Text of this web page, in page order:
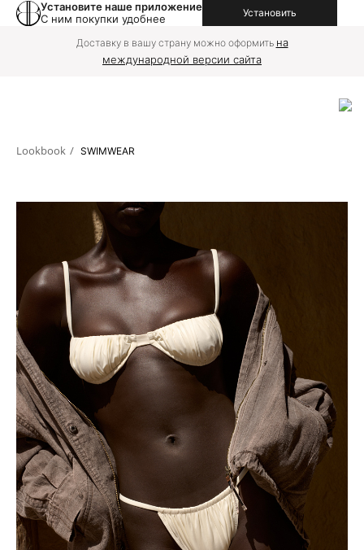
Установите наше приложение
С ним покупки удобнее
Установить
Доставку в вашу страну можно оформить на
международной версии сайта
Lookbook / SWIMWEAR